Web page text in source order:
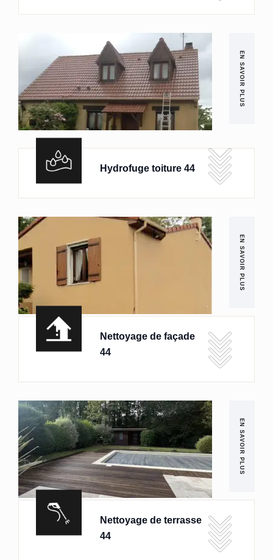
EN SAVOIR PLUS
Hydrofuge toiture 44
EN SAVOIR PLUS
Nettoyage de façade
44
EN SAVOIR PLUS
Nettoyage de terrasse
44